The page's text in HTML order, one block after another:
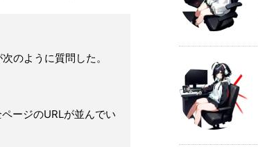
のように質問した。
ージのURLが並んでい